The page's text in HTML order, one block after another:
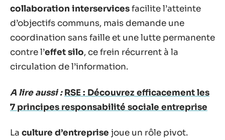
collaboration interservicesfacilite l’atteinte
d’objectifs communs, mais demande une
coordination sans faille et une lutte permanente
contre l’effet silo, ce frein récurrent à la
circulation de l’information.
A lire aussi : RSE : Découvrez efficacement les
7 principes responsabilité sociale entreprise
La culture d’entreprise joue un rôle pivot.